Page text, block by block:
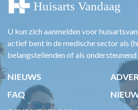
U kun zich aanmelden voor
actief bent in de medische sector als
belangstellenden of als ondersteunend
NIEUWS
FAQ